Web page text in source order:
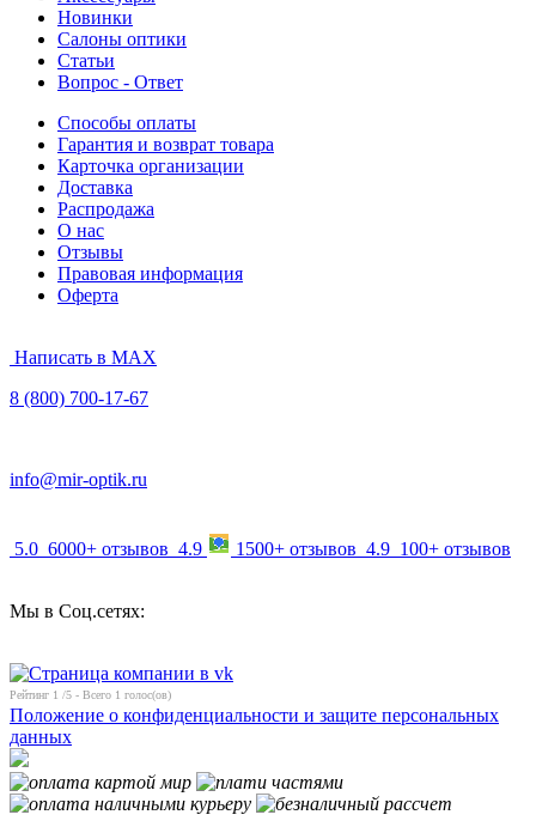
Новинки
Салоны оптики
Статьи
Вопрос - Ответ
Способы оплаты
Гарантия и возврат товара
Карточка организации
Доставка
Распродажа
О нас
Отзывы
Правовая информация
Оферта
Написать в MAX
8 (800) 700-17-67
info@mir-optik.ru
5.0 6000+ отзывов 4.9 1500+ отзывов 4.9 100+ отзывов
Мы в Соц.сетях:
Рейтинг 1 /5 - Всего 1 голос(ов)
Положение о конфиденциальности и защите персональных
данных